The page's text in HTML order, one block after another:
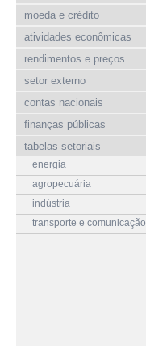
moeda e crédito
atividades econômicas
rendimentos e preços
setor externo
contas nacionais
finanças públicas
tabelas setoriais
energia
agropecuária
indústria
transporte e comunicação